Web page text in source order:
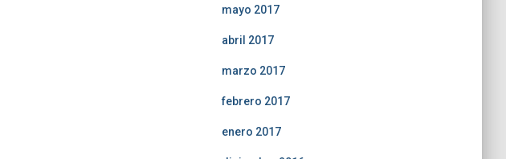
mayo 2017
abril 2017
marzo 2017
febrero 2017
enero 2017